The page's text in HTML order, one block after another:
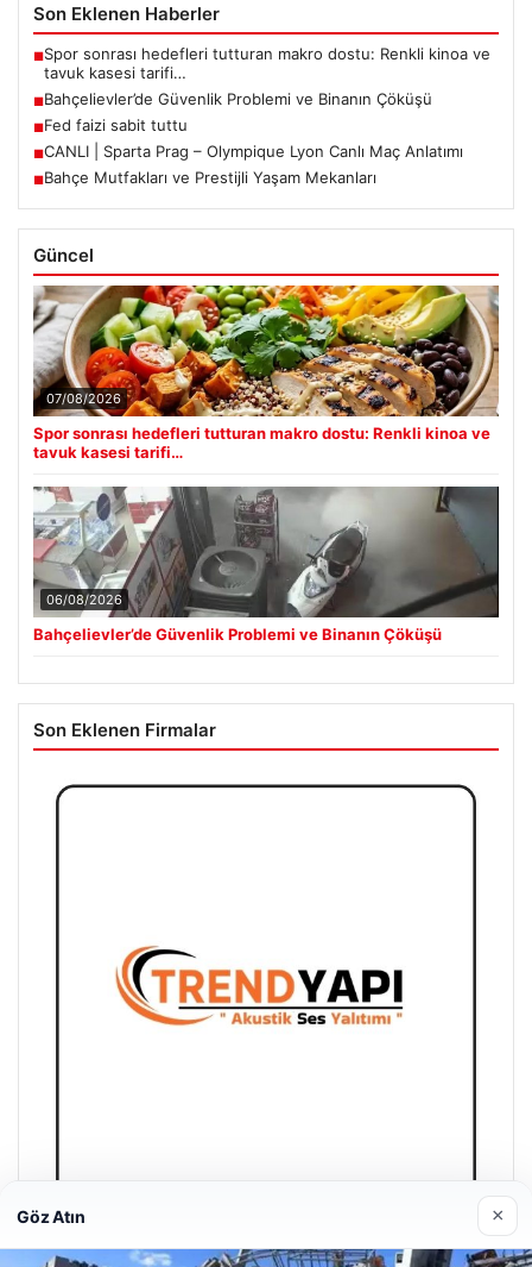
Son Eklenen Haberler
■Spor sonrası hedefleri tutturan makro dostu: Renkli kinoa ve
tavuk kasesi tarifi…
■Bahçelievler’de Güvenlik Problemi ve Binanın Çöküşü
■Fed faizi sabit tuttu
■CANLI | Sparta Prag – Olympique Lyon Canlı Maç Anlatımı
■Bahçe Mutfakları ve Prestijli Yaşam Mekanları
Güncel
07/08/2026
Spor sonrası hedefleri tutturan makro dostu: Renkli kinoa ve
tavuk kasesi tarifi…
06/08/2026
Bahçelievler’de Güvenlik Problemi ve Binanın Çöküşü
Son Eklenen Firmalar
Trend Yapı Akustik
Göz Atın ×